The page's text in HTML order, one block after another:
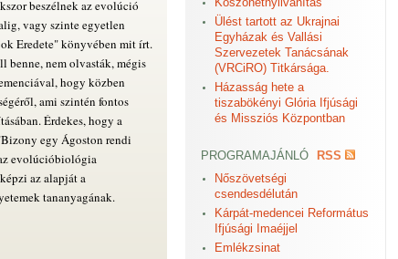
beszélnek az evolúció
vagy szinte egyetlen
Eredete" könyvében mit írt.
benne, nem olvasták, mégis
hogy közben
ami szintén fontos
Érdekes, hogy a
egy Ágoston rendi
evolúcióbiológia
az alapját a
tananyagának.
Ülést tartott az Ukrajnai
Egyházak és Vallási
Szervezetek Tanácsának
(VRCiRO) Titkársága.
Házasság hete a
tiszabökényi Glória Ifjúsági
és Missziós Központban
PROGRAMAJÁNLÓ
RSS
Nőszövetségi
csendesdélután
Kárpát-medencei Református
Ifjúsági Imaéjjel
Emlékzsinat